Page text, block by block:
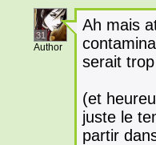
31
Author
Ah mais
serait
(et
juste le
partir